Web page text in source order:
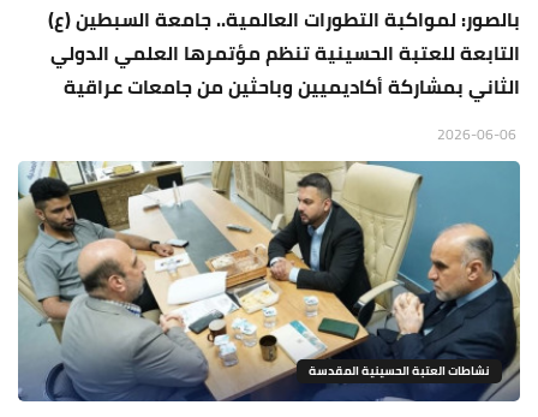
بالصور: لمواكبة التطورات العالمية.. جامعة السبطين (ع)
التابعة للعتبة الحسينية تنظم مؤتمرها العلمي الدولي
الثاني بمشاركة أكاديميين وباحثين من جامعات عراقية
نشاطات العتبة الحسينية المقدسة